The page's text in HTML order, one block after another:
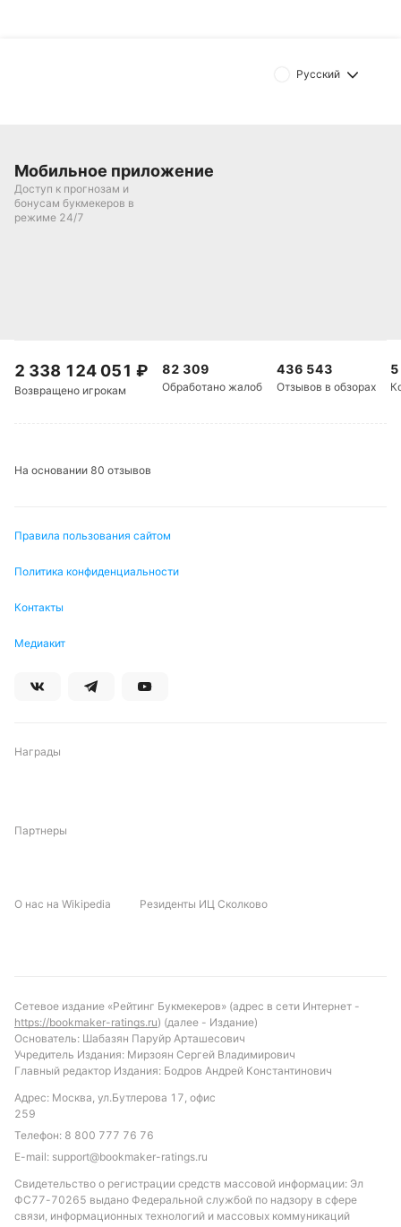
Русский
Мобильное приложение
Доступ к прогнозам и
бонусам букмекеров в
режиме 24/7
2 338 124 051 ₽
Возвращено игрокам
82 309
Обработано жалоб
436 543
Отзывов в обзорах
На основании 80 отзывов
Правила пользования сайтом
Политика конфиденциальности
Контакты
Медиакит
Награды
Партнеры
О нас на Wikipedia Резиденты ИЦ Сколково
Сетевое издание «Рейтинг Букмекеров» (адрес в сети Интернет -
https://bookmaker-ratings.ru) (далее - Издание)
Основатель: Шабазян Паруйр Арташесович
Учредитель Издания: Мирзоян Сергей Владимирович
Главный редактор Издания: Бодров Андрей Константинович
Адрес: Москва, ул.Бутлерова 17, офис
259
Телефон: 8 800 777 76 76
E-mail: support@bookmaker-ratings.ru
Свидетельство о регистрации средств массовой информации: Эл
ФС77-70265 выдано Федеральной службой по надзору в сфере
связи, информационных технологий и массовых коммуникаций